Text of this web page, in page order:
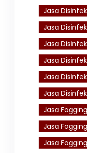
Jasa
Jasa
Jasa
Jasa
Jasa
Jasa
Jasa
Jasa
Jasa